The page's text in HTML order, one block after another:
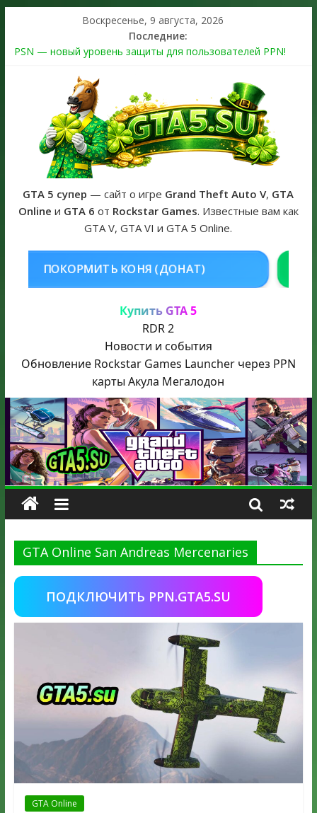
Воскресенье, 9 августа, 2026
Последние:
PSN — новый уровень защиты для пользователей PPN!
The Kortz Center Heist выйдет в GTA Online уже 14 июля
Регистрация в Rockstar Games Social Club ошибка #1.500.7:
как зарегистрировать аккаунт и войти без проблем в 2026
Получайте особые награды в GTA Online по программе
Fine Art Collector
GTA 6 официальная обложка игры и Предзаказ Grand Theft
Auto VI
GTA 5 супер — сайт о игре Grand Theft Auto V, GTA
Online и GTA 6 от Rockstar Games. Известные вам как
GTA V, GTA VI и GTA 5 Online.
(ДОНАТ) КУПИТЬ GTA 5
Купить GTA 5
RDR 2
Новости и события
Обновление Rockstar Games Launcher через PPN
карты Акула Мегалодон
GTA Online San Andreas Mercenaries
ПОДКЛЮЧИТЬ PPN.GTA5.SU
GTA Online